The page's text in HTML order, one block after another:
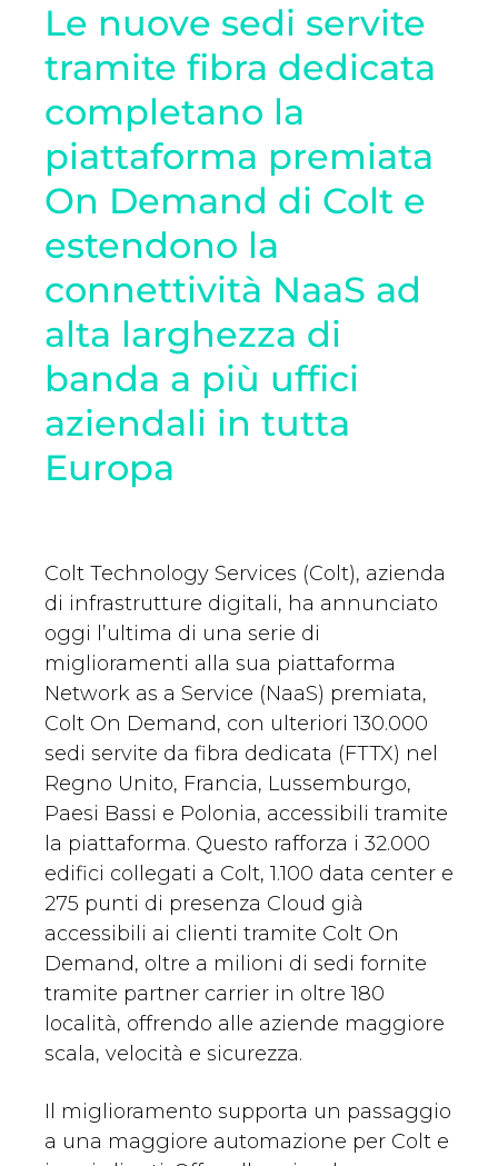
Le nuove sedi servite
tramite fibra dedicata
completano la
piattaforma premiata
On Demand di Colt e
estendono la
connettività NaaS ad
alta larghezza di
banda a più uffici
aziendali in tutta
Europa
Colt Technology Services (Colt), azienda
di infrastrutture digitali, ha annunciato
oggi l’ultima di una serie di
miglioramenti alla sua piattaforma
Network as a Service (NaaS) premiata,
Colt On Demand, con ulteriori 130.000
sedi servite da fibra dedicata (FTTX) nel
Regno Unito, Francia, Lussemburgo,
Paesi Bassi e Polonia, accessibili tramite
la piattaforma. Questo rafforza i 32.000
edifici collegati a Colt, 1.100 data center e
275 punti di presenza Cloud già
accessibili ai clienti tramite Colt On
Demand, oltre a milioni di sedi fornite
tramite partner carrier in oltre 180
località, offrendo alle aziende maggiore
scala, velocità e sicurezza.
Il miglioramento supporta un passaggio
a una maggiore automazione per Colt e